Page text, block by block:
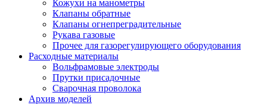
Кожухи на манометры
Клапаны обратные
Клапаны огнепреградительные
Рукава газовые
Прочее для газорегулирующего оборудования
Расходные материалы
Вольфрамовые электроды
Прутки присадочные
Сварочная проволока
Архив моделей